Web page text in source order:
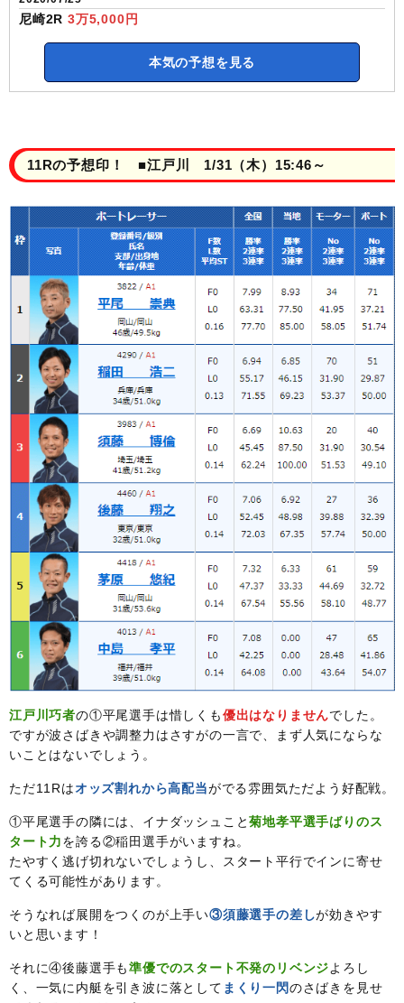
尼崎2R 3万5,000円
本気の予想を見る
11Rの予想印！ ■江戸川 1/31（木）15:46～
江戸川巧者の①平尾選手は惜しくも優出はなりませんでした。
ですが波さばきや調整力はさすがの一言で、まず人気にならな
いことはないでしょう。
ただ11Rはオッズ割れから高配当がでる雰囲気ただよう好配戦。
①平尾選手の隣には、イナダッシュこと菊地孝平選手ばりのス
タート力を誇る②稲田選手がいますね。
たやすく逃げ切れないでしょうし、スタート平行でインに寄せ
てくる可能性があります。
そうなれば展開をつくのが上手い③須藤選手の差しが効きやす
いと思います！
それに④後藤選手も準優でのスタート不発のリベンジよろし
く、一気に内艇を引き波に落として まくり一閃のさばきを見せ